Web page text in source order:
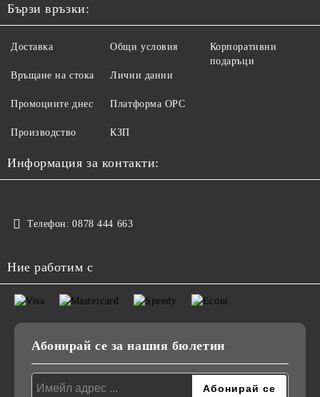
Бързи връзки:
Доставка
Връщане на стока
Промоциите днес
Производство
Общи условия
Лични данни
Платформа ОРС
КЗП
Корпоративни
подаръци
Информация за контакти:
Телефон: 0878 444 663
Ние работим с
Абонирай се за нашия бюлетин